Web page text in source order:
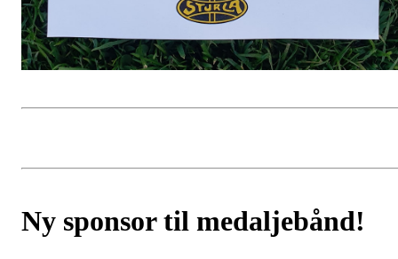
Ny sponsor til medaljebånd!